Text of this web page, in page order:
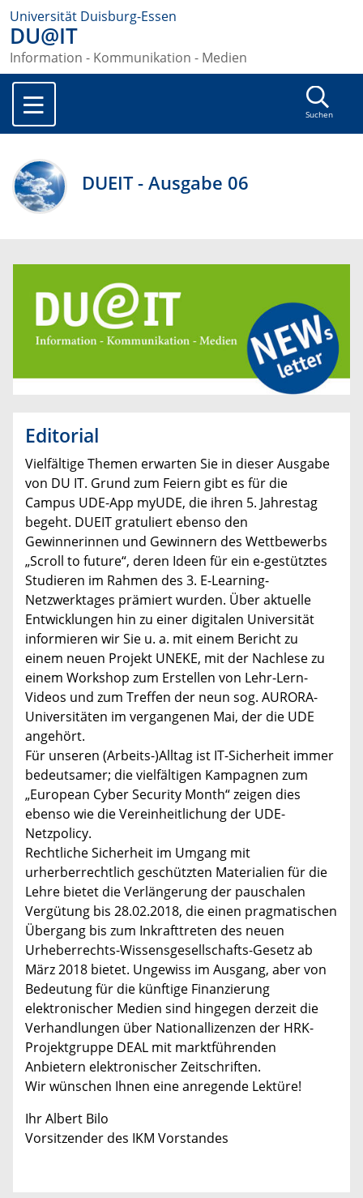
Universität Duisburg-Essen
DU@IT
Information - Kommunikation - Medien
Suchen
DUEIT - Ausgabe 06
Editorial
Vielfältige Themen erwarten Sie in dieser Ausgabe
von DU IT. Grund zum Feiern gibt es für die
Campus UDE-App myUDE, die ihren 5. Jahrestag
begeht. DUEIT gratuliert ebenso den
Gewinnerinnen und Gewinnern des Wettbewerbs
„Scroll to future“, deren Ideen für ein e-gestütztes
Studieren im Rahmen des 3. E-Learning-
Netzwerktages prämiert wurden. Über aktuelle
Entwicklungen hin zu einer digitalen Universität
informieren wir Sie u. a. mit einem Bericht zu
einem neuen Projekt UNEKE, mit der Nachlese zu
einem Workshop zum Erstellen von Lehr-Lern-
Videos und zum Treffen der neun sog. AURORA-
Universitäten im vergangenen Mai, der die UDE
angehört.
Für unseren (Arbeits-)Alltag ist IT-Sicherheit immer
bedeutsamer; die vielfältigen Kampagnen zum
„European Cyber Security Month“ zeigen dies
ebenso wie die Vereinheitlichung der UDE-
Netzpolicy.
Rechtliche Sicherheit im Umgang mit
urherberrechtlich geschützten Materialien für die
Lehre bietet die Verlängerung der pauschalen
Vergütung bis 28.02.2018, die einen pragmatischen
Übergang bis zum Inkrafttreten des neuen
Urheberrechts-Wissensgesellschafts-Gesetz ab
März 2018 bietet. Ungewiss im Ausgang, aber von
Bedeutung für die künftige Finanzierung
elektronischer Medien sind hingegen derzeit die
Verhandlungen über Nationallizenzen der HRK-
Projektgruppe DEAL mit marktführenden
Anbietern elektronischer Zeitschriften.
Wir wünschen Ihnen eine anregende Lektüre!
Ihr Albert Bilo
Vorsitzender des IKM Vorstandes